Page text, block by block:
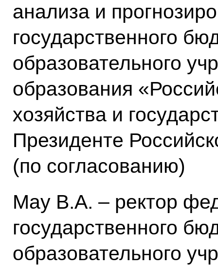
анализа и
государственного
образовательного
образования
хозяйства и
Президенте
(по согласованию)
May В.А. – ректор
государственного
образовательного